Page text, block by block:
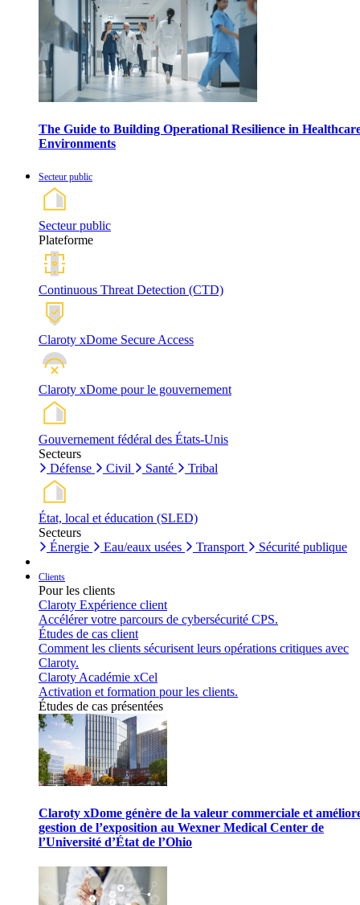
The Guide to Building Operational Resilience in
Environments
Secteur public
Secteur public
Plateforme
Continuous Threat Detection (CTD)
Claroty xDome Secure Access
Claroty xDome pour le gouvernement
Gouvernement fédéral des États-Unis
Secteurs
Défense
Civil Santé Tribal
État, local et éducation (SLED)
Secteurs
Énergie
Eau/eaux usées Transport Sécurité publique
Clients
Pour les clients
Claroty Expérience client
Accélérer votre parcours de cybersécurité CPS.
Études de cas client
Comment les clients sécurisent leurs opérations critiques avec
Claroty.
Claroty Académie xCel
Activation et formation pour les clients.
Études de cas présentées
Claroty xDome génère de la valeur commerciale et
gestion de l’exposition au Wexner Medical Center de
l’Université d’État de l’Ohio